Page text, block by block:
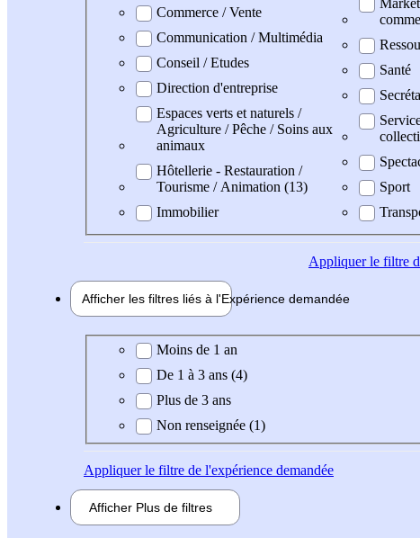
Commerce / Vente
Communication / Multimédia
Conseil / Etudes
Direction d'entreprise
Espaces verts et naturels /
Agriculture / Pêche / Soins aux
animaux
Hôtellerie - Restauration /
Tourisme / Animation (13)
Immobilier
Santé
Sport
Appliquerle filtre
Afficher les filtres liés à l'Expérience demandée
Expérience demandée
Moins de 1 an
De 1 à 3 ans (4)
Plus de 3 ans
Non renseignée (1)
Appliquerle filtre de l'expérience demandée
Afficher Plus de filtres